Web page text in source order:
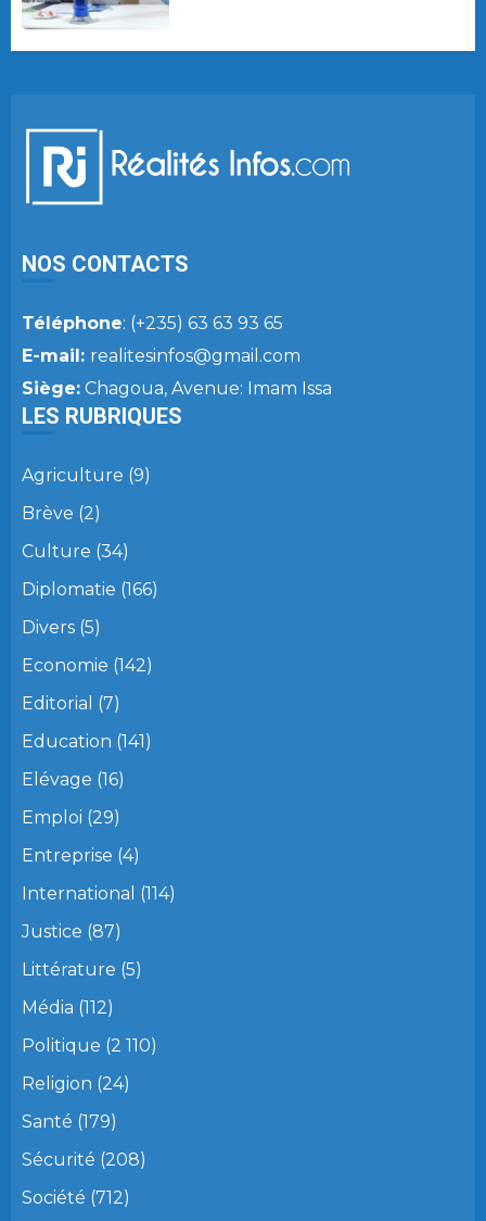
NOS CONTACTS
Téléphone: (+235) 63 63 93 65
E-mail: realitesinfos@gmail.com
Siège: Chagoua, Avenue: Imam Issa
LES RUBRIQUES
Agriculture (9)
Brève (2)
Culture (34)
Diplomatie (166)
Divers (5)
Economie (142)
Editorial (7)
Education (141)
Elévage (16)
Emploi (29)
Entreprise (4)
International (114)
Justice (87)
Littérature (5)
Média (112)
Politique (2 110)
Religion (24)
Santé (179)
Sécurité (208)
Société (712)